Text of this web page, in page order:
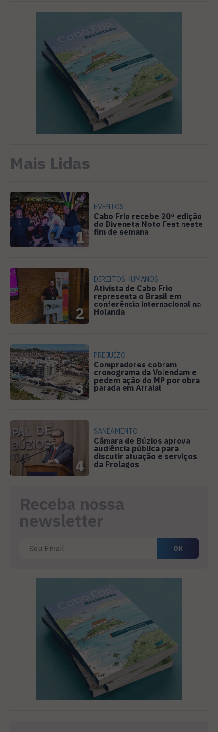
Mais Lidas
1
EVENTOS
Cabo Frio recebe 20ª edição
do Diveneta Moto Fest neste
fim de semana
2
DIREITOS HUMANOS
Ativista de Cabo Frio
representa o Brasil em
conferência internacional na
Holanda
3
PREJUÍZO
Compradores cobram
cronograma da Volendam e
pedem ação do MP por obra
parada em Arraial
4
SANEAMENTO
Câmara de Búzios aprova
audiência pública para
discutir atuação e serviços
da Prolagos
Receba nossa
newsletter